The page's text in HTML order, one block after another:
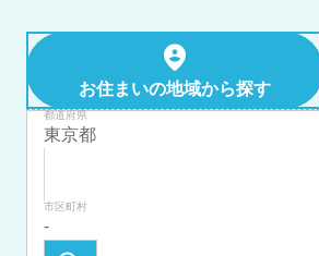
お住まいの地域から探す
都道府県
市区町村